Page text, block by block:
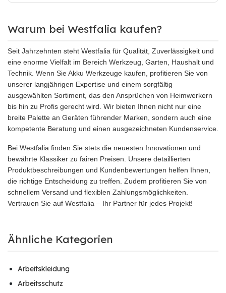
Warum bei Westfalia kaufen?
Seit Jahrzehnten steht Westfalia für Qualität, Zuverlässigkeit und
eine enorme Vielfalt im Bereich Werkzeug, Garten, Haushalt und
Technik. Wenn Sie Akku Werkzeuge kaufen, profitieren Sie von
unserer langjährigen Expertise und einem sorgfältig
ausgewählten Sortiment, das den Ansprüchen von Heimwerkern
bis hin zu Profis gerecht wird. Wir bieten Ihnen nicht nur eine
breite Palette an Geräten führender Marken, sondern auch eine
kompetente Beratung und einen ausgezeichneten Kundenservice.
Bei Westfalia finden Sie stets die neuesten Innovationen und
bewährte Klassiker zu fairen Preisen. Unsere detaillierten
Produktbeschreibungen und Kundenbewertungen helfen Ihnen,
die richtige Entscheidung zu treffen. Zudem profitieren Sie von
schnellem Versand und flexiblen Zahlungsmöglichkeiten.
Vertrauen Sie auf Westfalia – Ihr Partner für jedes Projekt!
Ähnliche Kategorien
Arbeitskleidung
Arbeitsschutz